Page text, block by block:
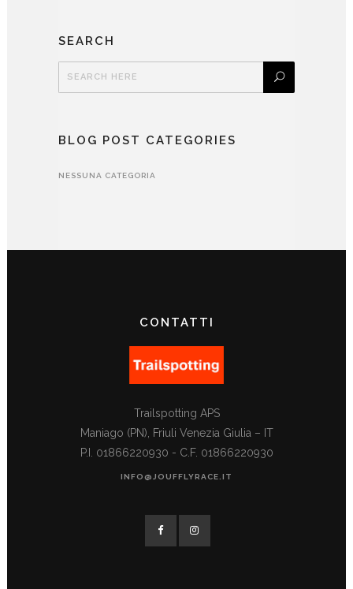
SEARCH
BLOG POST CATEGORIES
NESSUNA CATEGORIA
CONTATTI
Trailspotting APS
Maniago (PN), Friuli Venezia Giulia – IT
P.I. 01866220930 - C.F. 01866220930
INFO@JOUFFLYRACE.IT